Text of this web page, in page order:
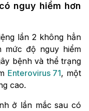
nguy hiểm hơn
lần 2 không hẳn
mức độ nguy hiểm
bệnh và thể trạng
Enterovirus 71, một
cao.
ở lần mắc sau có